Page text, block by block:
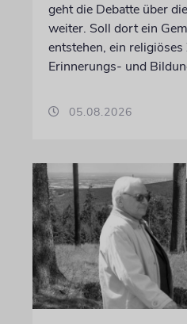
geht die Debatte über
weiter. Soll dort ein
entstehen, ein
Erinnerungs- und
05.08.2026